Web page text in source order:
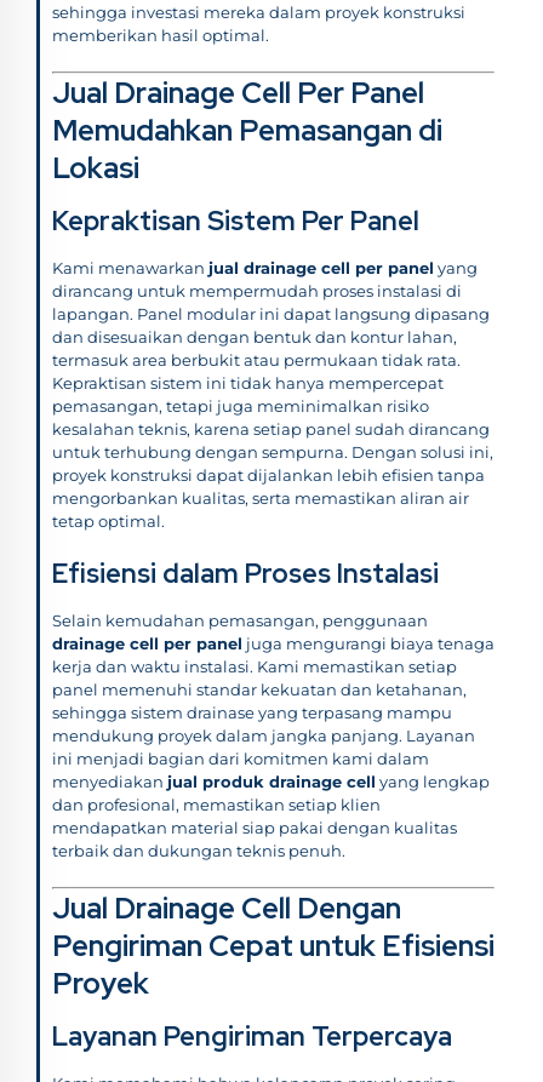
sehingga investasi mereka dalam proyek konstruksi
memberikan hasil optimal.
Jual Drainage Cell Per Panel
Memudahkan Pemasangan di
Lokasi
Kepraktisan Sistem Per Panel
Kami menawarkan jual drainage cell per panel yang
dirancang untuk mempermudah proses instalasi di
lapangan. Panel modular ini dapat langsung dipasang
dan disesuaikan dengan bentuk dan kontur lahan,
termasuk area berbukit atau permukaan tidak rata.
Kepraktisan sistem ini tidak hanya mempercepat
pemasangan, tetapi juga meminimalkan risiko
kesalahan teknis, karena setiap panel sudah dirancang
untuk terhubung dengan sempurna. Dengan solusi ini,
proyek konstruksi dapat dijalankan lebih efisien tanpa
mengorbankan kualitas, serta memastikan aliran air
tetap optimal.
Efisiensi dalam Proses Instalasi
Selain kemudahan pemasangan, penggunaan
drainage cell per panel juga mengurangi biaya tenaga
kerja dan waktu instalasi. Kami memastikan setiap
panel memenuhi standar kekuatan dan ketahanan,
sehingga sistem drainase yang terpasang mampu
mendukung proyek dalam jangka panjang. Layanan
ini menjadi bagian dari komitmen kami dalam
menyediakan jual produk drainage cell yang lengkap
dan profesional, memastikan setiap klien
mendapatkan material siap pakai dengan kualitas
terbaik dan dukungan teknis penuh.
Jual Drainage Cell Dengan
Pengiriman Cepat untuk Efisiensi
Proyek
Layanan Pengiriman Terpercaya